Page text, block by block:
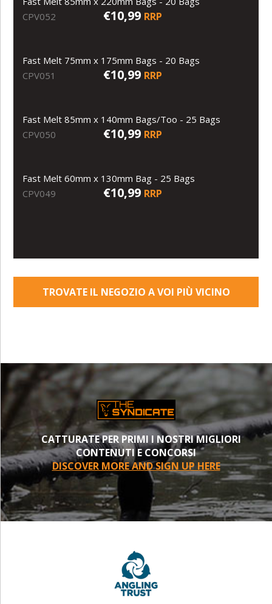
CPV052
€10,99 RRP
Fast Melt 75mm x 175mm Bags - 20 Bags
CPV051
€10,99 RRP
Fast Melt 85mm x 140mm Bags/Too - 25 Bags
CPV050
€10,99 RRP
Fast Melt 60mm x 130mm Bag - 25 Bags
CPV049
€10,99 RRP
TROVATE IL NEGOZIO A VOI PIÙ VICINO
CATTURATE PER PRIMI I NOSTRI MIGLIORI
CONTENUTI E CONCORSI
DISCOVER MORE AND SIGN UP HERE